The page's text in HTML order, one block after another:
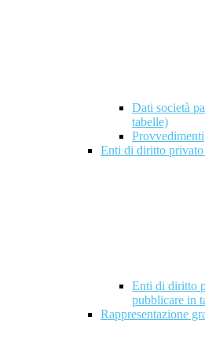
Dati società
tabelle)
Provvedimenti
Enti di diritto
Enti di diritto
pubblicare in
Rappresentazione